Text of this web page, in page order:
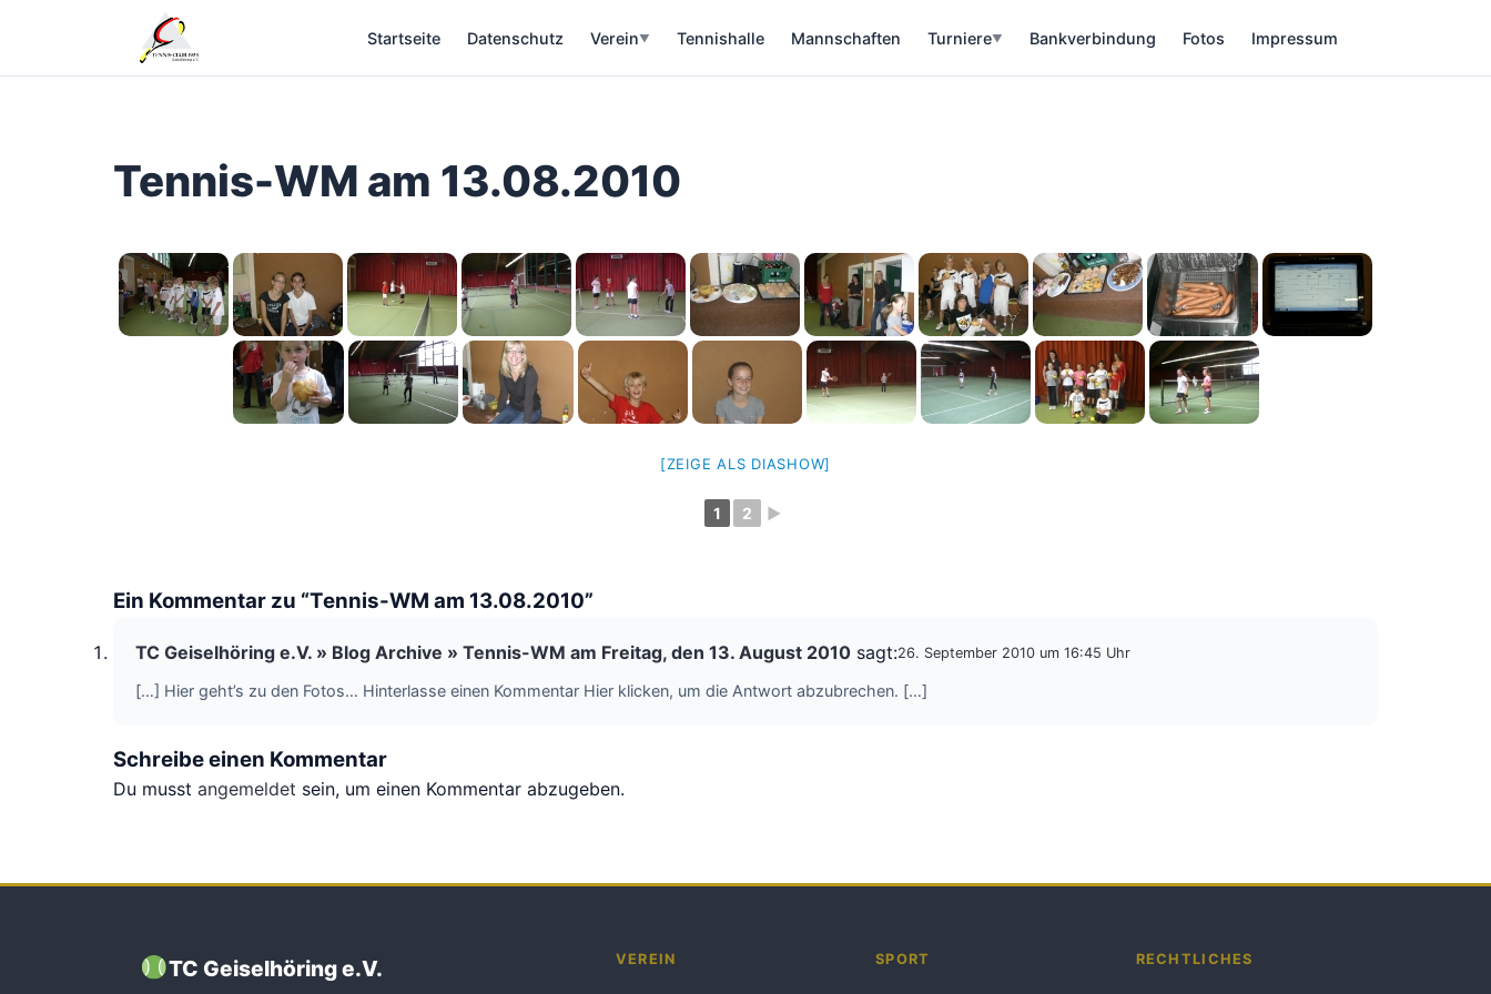
Startseite Datenschutz Verein▼ Tennishalle Mannschaften Turniere▼ Bankverbindung Fotos Impressum
Tennis-WM am 13.08.2010
[ZEIGE ALS DIASHOW]
1 2 ►
Ein Kommentar zu “Tennis-WM am 13.08.2010”
TC Geiselhöring e.V. » Blog Archive » Tennis-WM am Freitag, den 13. August 2010 sagt:26. September 2010 um 16:45 Uhr
[…] Hier geht’s zu den Fotos… Hinterlasse einen Kommentar Hier klicken, um die Antwort abzubrechen. […]
Schreibe einen Kommentar
Du musst angemeldet sein, um einen Kommentar abzugeben.
TC Geiselhöring e.V. VEREIN SPORT RECHTLICHES